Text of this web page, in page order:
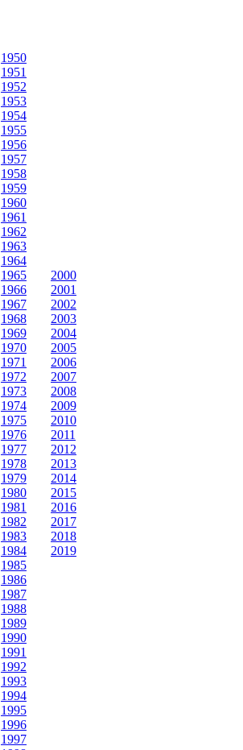
1950
1951
1952
1953
1954
1955
1956
1957
1958
1959
1960
1961
1962
1963
1964
1965
1966
1967
1968
1969
1970
1971
1972
1973
1974
1975
1976
1977
1978
1979
1980
1981
1982
1983
1984
1985
1986
1987
1988
1989
1990
1991
1992
1993
1994
1995
1996
1997
2000
2001
2002
2003
2004
2005
2006
2007
2008
2009
2010
2011
2012
2013
2014
2015
2016
2017
2018
2019